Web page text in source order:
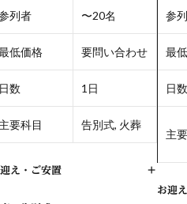
列者 〜20名
低価格 要問い合わせ
日数 1日
主要科目 告別式, 火葬
え・ご安置 +
参
最
日数
主
お迎